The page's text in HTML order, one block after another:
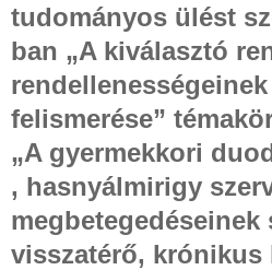
tudományos ülést
ban „A kiválasztó
felismerése”
„A gyermekkori
, hasnyálmirigy
megbetegedéseinek
visszatérő, krónikus